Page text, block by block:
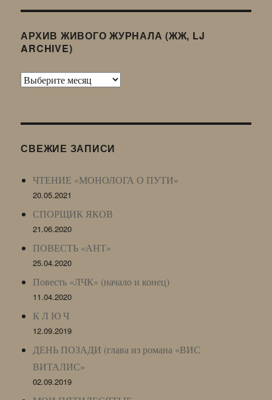
АРХИВ ЖИВОГО ЖУРНАЛА (ЖЖ, LJ
ARCHIVE)
Архив
LJ
СВЕЖИЕ ЗАПИСИ
ЧТЕНИЕ «МОНОЛОГА О ПУТИ»
20.05.2021
СПОРЩИК ЯКОВ
21.06.2020
ПОВЕСТЬ «АНТ»
25.04.2020
Повесть «ЛЧК» (начало и конец)
11.04.2020
К Л Ю Ч
12.09.2019
ДЕНЬ ПОЗАДИ (глава из романа «ВИС
ВИТАЛИС»
02.09.2019